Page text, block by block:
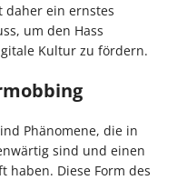
daher ein ernstes
um den Hass
Kultur zu fördern.
Phänomene, die in
sind und einen
haben. Diese Form des